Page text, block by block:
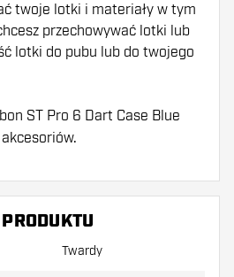
twoje lotki i materiały w tym
przechowywać lotki lub
lotki do pubu lub do twojego
ST Pro 6 Dart Case Blue
Twardy